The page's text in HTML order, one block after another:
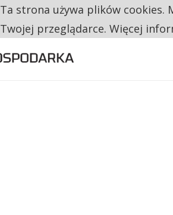
TRZECH NA CZTERECH PONOWNIE
Ta strona używa plików cookies.
Twojej przeglądarce. Więcej